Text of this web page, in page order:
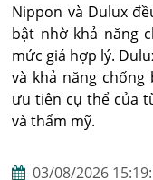
Nippon và Dulux
bật nhờ khả năng
mức giá hợp lý.
và khả năng
ưu tiên cụ thể của
và thẩm mỹ.
03/08/2026